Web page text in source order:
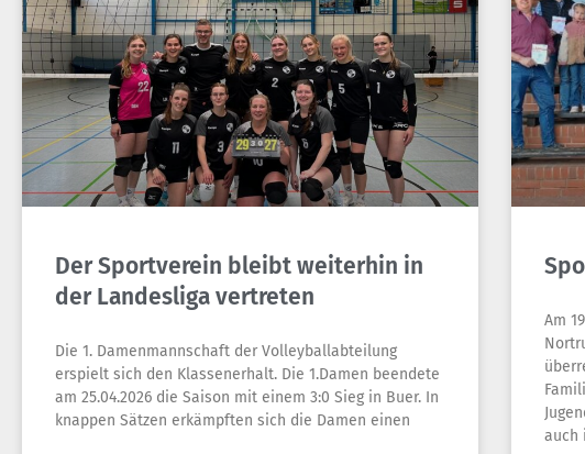
Der Sportverein bleibt weiterhin in
der Landesliga vertreten
Die 1. Damenmannschaft der Volleyballabteilung
erspielt sich den Klassenerhalt. Die 1.Damen beendete
am 25.04.2026 die Saison mit einem 3:0 Sieg in Buer. In
knappen Sätzen erkämpften sich die Damen einen
Am
auch